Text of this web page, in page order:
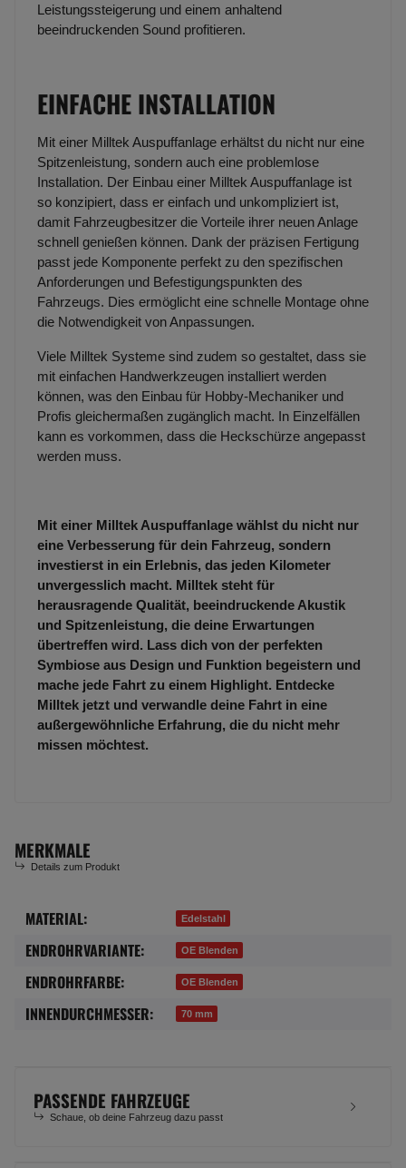
Leistungssteigerung und einem anhaltend
beeindruckenden Sound profitieren.
EINFACHE INSTALLATION
Mit einer Milltek Auspuffanlage erhältst du nicht nur eine
Spitzenleistung, sondern auch eine problemlose
Installation. Der Einbau einer Milltek Auspuffanlage ist
so konzipiert, dass er einfach und unkompliziert ist,
damit Fahrzeugbesitzer die Vorteile ihrer neuen Anlage
schnell genießen können. Dank der präzisen Fertigung
passt jede Komponente perfekt zu den spezifischen
Anforderungen und Befestigungspunkten des
Fahrzeugs. Dies ermöglicht eine schnelle Montage ohne
die Notwendigkeit von Anpassungen.
Viele Milltek Systeme sind zudem so gestaltet, dass sie
mit einfachen Handwerkzeugen installiert werden
können, was den Einbau für Hobby-Mechaniker und
Profis gleichermaßen zugänglich macht. In Einzelfällen
kann es vorkommen, dass die Heckschürze angepasst
werden muss.
Mit einer Milltek Auspuffanlage wählst du nicht nur
eine Verbesserung für dein Fahrzeug, sondern
investierst in ein Erlebnis, das jeden Kilometer
unvergesslich macht. Milltek steht für
herausragende Qualität, beeindruckende Akustik
und Spitzenleistung, die deine Erwartungen
übertreffen wird. Lass dich von der perfekten
Symbiose aus Design und Funktion begeistern und
mache jede Fahrt zu einem Highlight. Entdecke
Milltek jetzt und verwandle deine Fahrt in eine
außergewöhnliche Erfahrung, die du nicht mehr
missen möchtest.
MERKMALE
Details zum Produkt
Produkteigenschaft
Wert
MATERIAL: Edelstahl
ENDROHRVARIANTE: OE Blenden
ENDROHRFARBE: OE Blenden
INNENDURCHMESSER: 70 mm
PASSENDE FAHRZEUGE
Schaue, ob deine Fahrzeug dazu passt